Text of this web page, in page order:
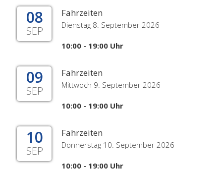
08
SEP
Fahrzeiten
Dienstag 8. September 2026
10:00 - 19:00 Uhr
09
SEP
Fahrzeiten
Mittwoch 9. September 2026
10:00 - 19:00 Uhr
10
SEP
Fahrzeiten
Donnerstag 10. September 2026
10:00 - 19:00 Uhr